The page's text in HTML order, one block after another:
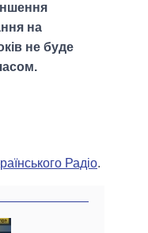
на
не буде
Радіо.